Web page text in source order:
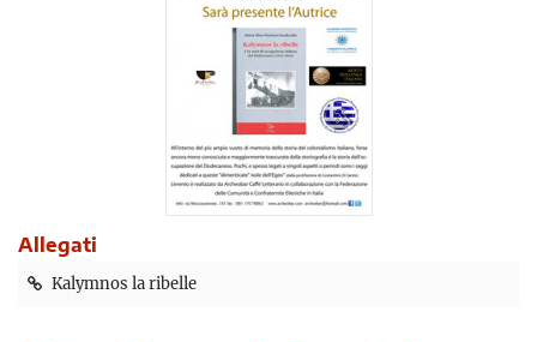
Allegati
Kalymnos la ribelle